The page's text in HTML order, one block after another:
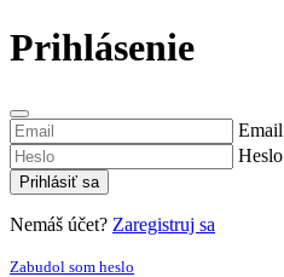
Prihlásenie
Email
Heslo
Prihlásiť sa
Nemáš účet? Zaregistruj sa
Zabudol som heslo